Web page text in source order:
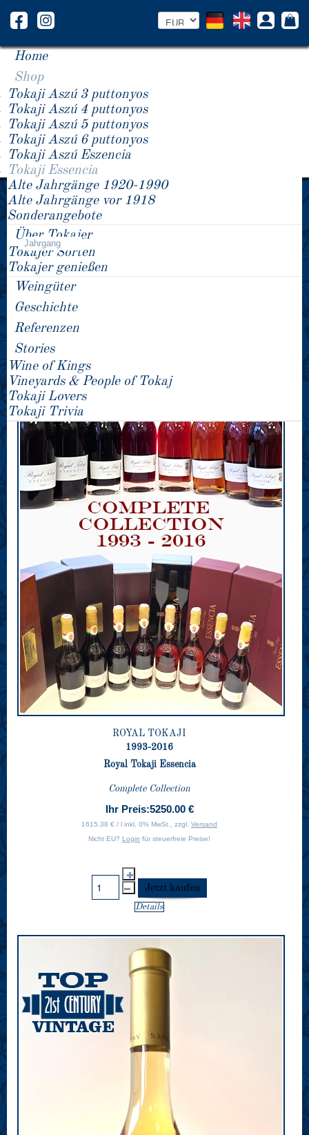
Home
Shop
Tokaji Aszú 3 puttonyos
Tokaji Aszú 4 puttonyos
Tokaji Aszú 5 puttonyos
Tokaji Aszú 6 puttonyos
Tokaji Aszú Eszencia
Tokaji Essencia
Alte Jahrgänge 1920-1990
Alte Jahrgänge vor 1918
Sonderangebote
Über Tokajer
Tokajer Sorten
Tokajer genießen
Weingüter
Geschichte
Referenzen
Stories
Wine of Kings
Vineyards & People of Tokaj
Tokaji Lovers
Tokaji Trivia
404 Das gesuchte Produkt existiert nicht.
Produkt Preis -/+
Jahrgang
Tokaji Essencia
ROYAL TOKAJI
1993-2016
Royal Tokaji Essencia
Complete Collection
Ihr Preis:5250.00 €
1615.38 € / l inkl. 0% MwSt., zzgl. Versand
Nicht EU? Login für steuerfreie Preise!
Details